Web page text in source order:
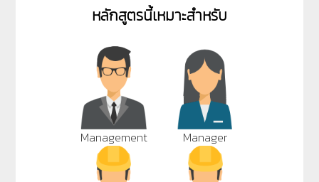
หลักสูตรนี้เหมาะสำหรับ
Management Manager